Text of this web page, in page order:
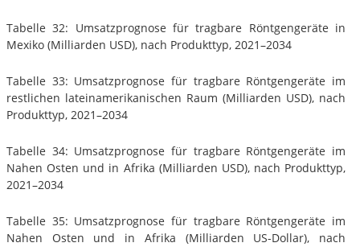
Tabelle 32: Umsatzprognose für tragbare Röntgengeräte in
Mexiko (Milliarden USD), nach Produkttyp, 2021–2034
Tabelle 33: Umsatzprognose für tragbare Röntgengeräte im
restlichen lateinamerikanischen Raum (Milliarden USD), nach
Produkttyp, 2021–2034
Tabelle 34: Umsatzprognose für tragbare Röntgengeräte im
Nahen Osten und in Afrika (Milliarden USD), nach Produkttyp,
2021–2034
Tabelle 35: Umsatzprognose für tragbare Röntgengeräte im
Nahen Osten und in Afrika (Milliarden US-Dollar), nach